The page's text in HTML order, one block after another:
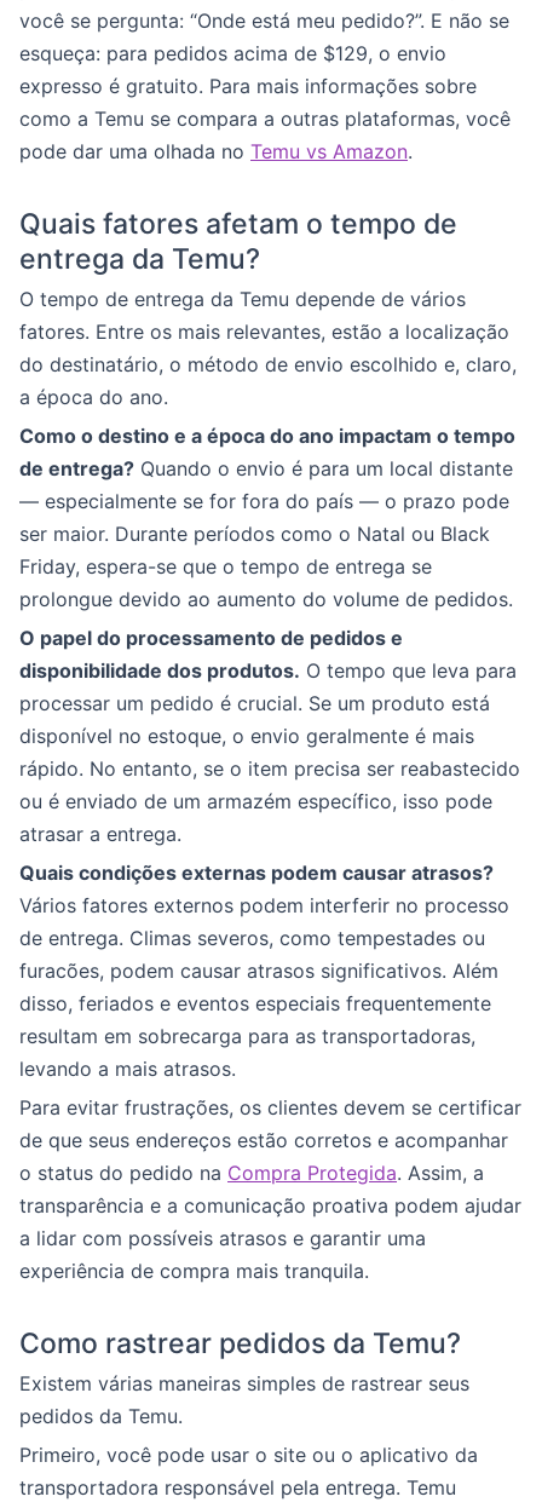
você se pergunta: “Onde está meu pedido?”. E não se
esqueça: para pedidos acima de $129, o envio
expresso é gratuito. Para mais informações sobre
como a Temu se compara a outras plataformas, você
pode dar uma olhada no Temu vs Amazon.
Quais fatores afetam o tempo de
entrega da Temu?
O tempo de entrega da Temu depende de vários
fatores. Entre os mais relevantes, estão a localização
do destinatário, o método de envio escolhido e, claro,
a época do ano.
Como o destino e a época do ano impactam o tempo
de entrega? Quando o envio é para um local distante
— especialmente se for fora do país — o prazo pode
ser maior. Durante períodos como o Natal ou Black
Friday, espera-se que o tempo de entrega se
prolongue devido ao aumento do volume de pedidos.
O papel do processamento de pedidos e
disponibilidade dos produtos. O tempo que leva para
processar um pedido é crucial. Se um produto está
disponível no estoque, o envio geralmente é mais
rápido. No entanto, se o item precisa ser reabastecido
ou é enviado de um armazém específico, isso pode
atrasar a entrega.
Quais condições externas podem causar atrasos?
Vários fatores externos podem interferir no processo
de entrega. Climas severos, como tempestades ou
furacões, podem causar atrasos significativos. Além
disso, feriados e eventos especiais frequentemente
resultam em sobrecarga para as transportadoras,
levando a mais atrasos.
Para evitar frustrações, os clientes devem se certificar
de que seus endereços estão corretos e acompanhar
o status do pedido na Compra Protegida. Assim, a
transparência e a comunicação proativa podem ajudar
a lidar com possíveis atrasos e garantir uma
experiência de compra mais tranquila.
Como rastrear pedidos da Temu?
Existem várias maneiras simples de rastrear seus
pedidos da Temu.
Primeiro, você pode usar o site ou o aplicativo da
transportadora responsável pela entrega. Temu